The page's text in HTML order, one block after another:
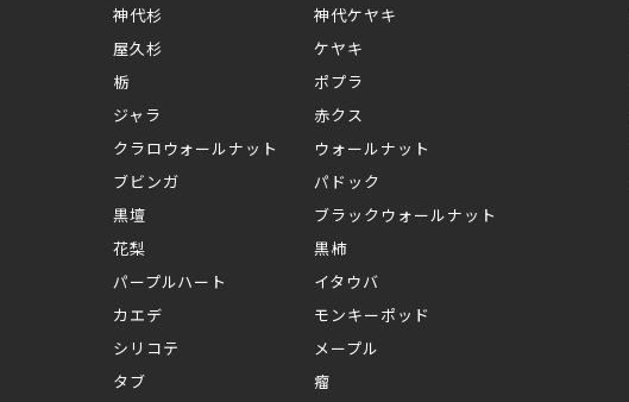
神代杉
神代ケヤキ
屋久杉
ケヤキ
栃
ポプラ
ジャラ
赤クス
クラロウォールナット
ウォールナット
ブビンガ
パドック
黒壇
ブラックウォールナット
花梨
黒柿
パープルハート
イタウバ
カエデ
モンキーポッド
シリコテ
メープル
タブ
瘤